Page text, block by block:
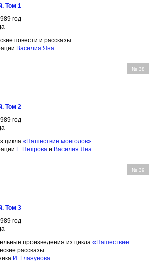
Том 1
год
повести и рассказы.
Василия Яна
№ 38
Том 2
год
цикла «Нашествие монголов»
Г. Петрова и Василия Яна.
№ 39
Том 3
год
произведения из цикла «Нашествие
рассказы.
И. Глазунова.